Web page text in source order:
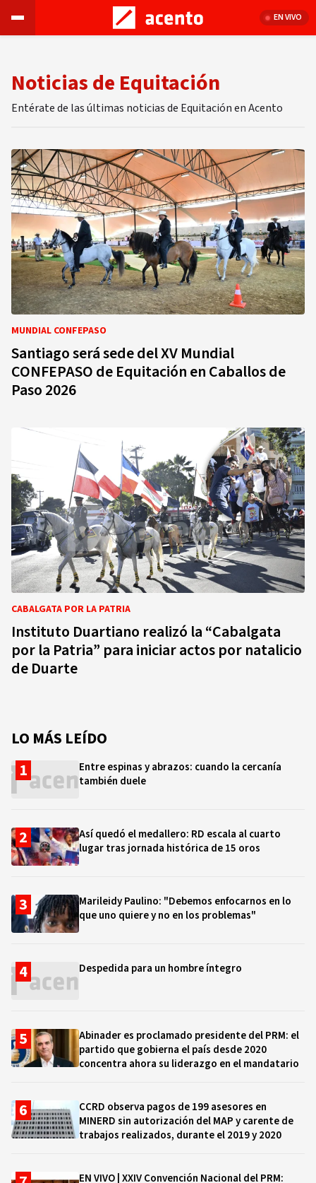
EN VIVO
Noticias de Equitación
Entérate de las últimas noticias de Equitación en Acento
MUNDIAL CONFEPASO
Santiago será sede del XV Mundial
CONFEPASO de Equitación en Caballos de
Paso 2026
CABALGATA POR LA PATRIA
Instituto Duartiano realizó la “Cabalgata
por la Patria” para iniciar actos por natalicio
de Duarte
LO MÁS LEÍDO
Entre espinas y abrazos: cuando la cercanía
también duele
Así quedó el medallero: RD escala al cuarto
lugar tras jornada histórica de 15 oros
Marileidy Paulino: "Debemos enfocarnos en lo
que uno quiere y no en los problemas"
Despedida para un hombre íntegro
Abinader es proclamado presidente del PRM: el
partido que gobierna el país desde 2020
concentra ahora su liderazgo en el mandatario
CCRD observa pagos de 199 asesores en
MINERD sin autorización del MAP y carente de
trabajos realizados, durante el 2019 y 2020
EN VIVO | XXIV Convención Nacional del PRM: